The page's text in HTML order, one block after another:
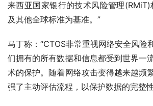
来西亚国家银行的技术风险管理(RMiT)
及其他全球标准为基准。”
马丁称：“CTOS非常重视网络安全风险
们拥有的所有数据和信息都受到世界一
术的保护。随着网络攻击变得越来越频
强了主动评估流程，以保护数据的完整